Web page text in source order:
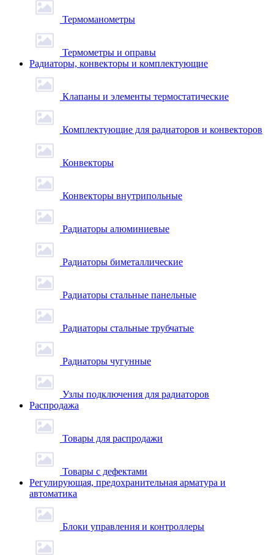
Термоманометры
Термометры и оправы
Радиаторы, конвекторы и комплектующие
Клапаны и элементы термостатические
Комплектующие для радиаторов и конвекторов
Конвекторы
Конвекторы внутрипольные
Радиаторы алюминиевые
Радиаторы биметаллические
Радиаторы стальные панельные
Радиаторы стальные трубчатые
Радиаторы чугунные
Узлы подключения для радиаторов
Распродажа
Товары для распродажи
Товары с дефектами
Регулирующая, предохранительная арматура и
автоматика
Блоки управления и контроллеры